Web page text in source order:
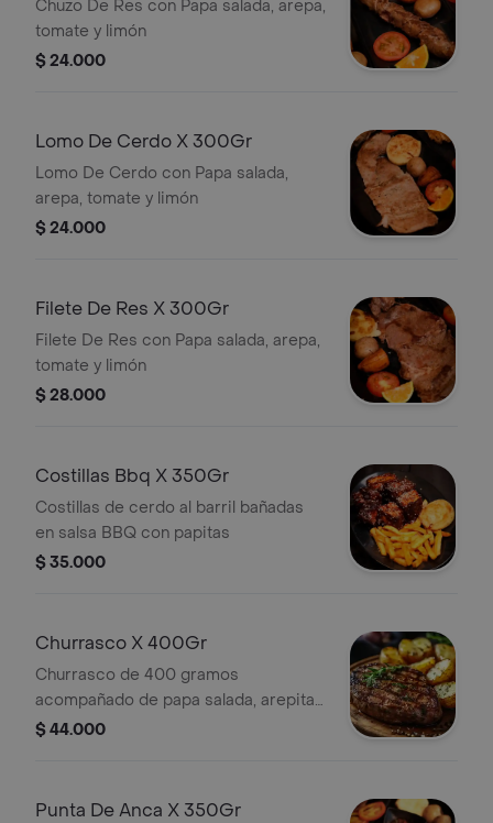
Chuzo De Res con Papa salada, arepa,
tomate y limón
$ 24.000
Lomo De Cerdo X 300Gr
Lomo De Cerdo con Papa salada,
arepa, tomate y limón
$ 24.000
Filete De Res X 300Gr
Filete De Res con Papa salada, arepa,
tomate y limón
$ 28.000
Costillas Bbq X 350Gr
Costillas de cerdo al barril bañadas
en salsa BBQ con papitas
$ 35.000
Churrasco X 400Gr
Churrasco de 400 gramos
acompañado de papa salada, arepita
de queso, tomate y limón.
$ 44.000
Punta De Anca X 350Gr